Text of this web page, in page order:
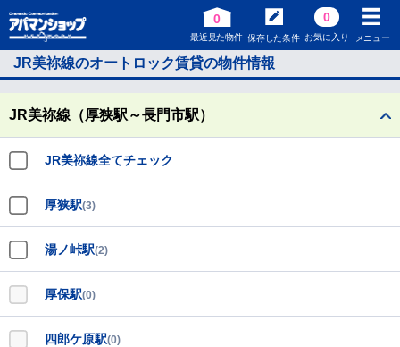
0
最近見た物件 保存した条件
0
お気に入り メニュー
JR美祢線のオートロック賃貸の物件情報
JR美祢線（厚狭駅～長門市駅）
JR美祢線全てチェック
厚狭駅(3)
湯ノ峠駅(2)
厚保駅(0)
四郎ケ原駅(0)